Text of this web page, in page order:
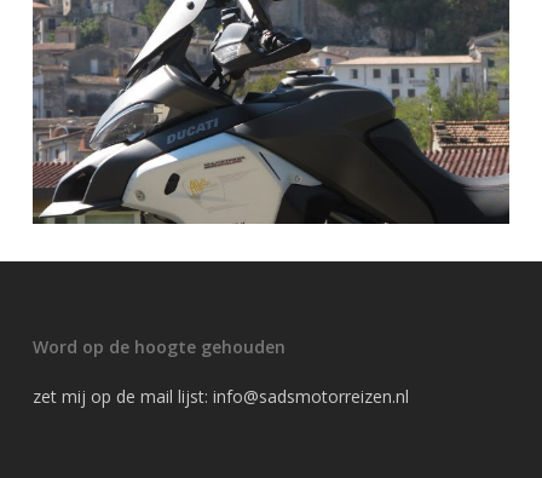
Word op de hoogte gehouden
zet mij op de mail lijst: info@sadsmotorreizen.nl